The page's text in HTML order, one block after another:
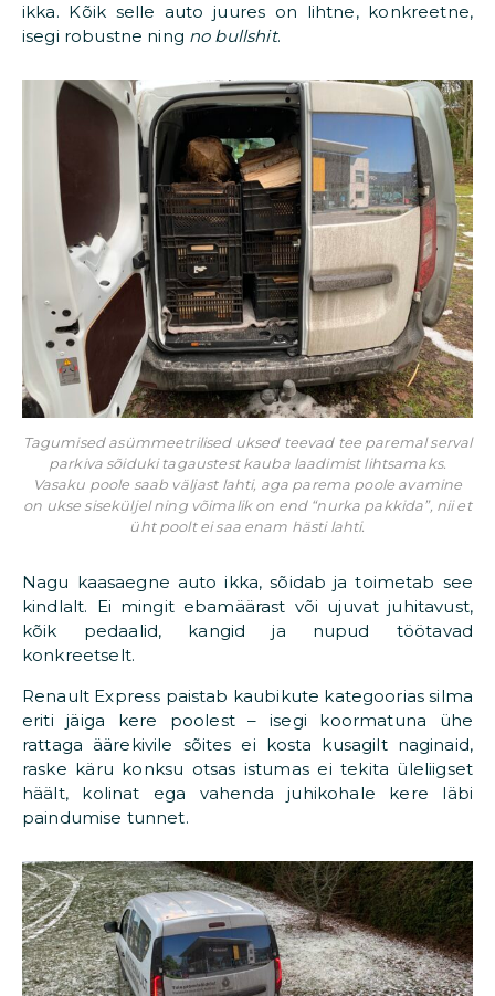
ikka. Kõik selle auto juures on lihtne, konkreetne,
isegi robustne ning no bullshit.
Tagumised asümmeetrilised uksed teevad tee paremal serval
parkiva sõiduki tagaustest kauba laadimist lihtsamaks.
Vasaku poole saab väljast lahti, aga parema poole avamine
on ukse siseküljel ning võimalik on end “nurka pakkida”, nii et
üht poolt ei saa enam hästi lahti.
Nagu kaasaegne auto ikka, sõidab ja toimetab see
kindlalt. Ei mingit ebamäärast või ujuvat juhitavust,
kõik pedaalid, kangid ja nupud töötavad
konkreetselt.
Renault Express paistab kaubikute kategoorias silma
eriti jäiga kere poolest – isegi koormatuna ühe
rattaga äärekivile sõites ei kosta kusagilt naginaid,
raske käru konksu otsas istumas ei tekita üleliigset
häält, kolinat ega vahenda juhikohale kere läbi
paindumise tunnet.